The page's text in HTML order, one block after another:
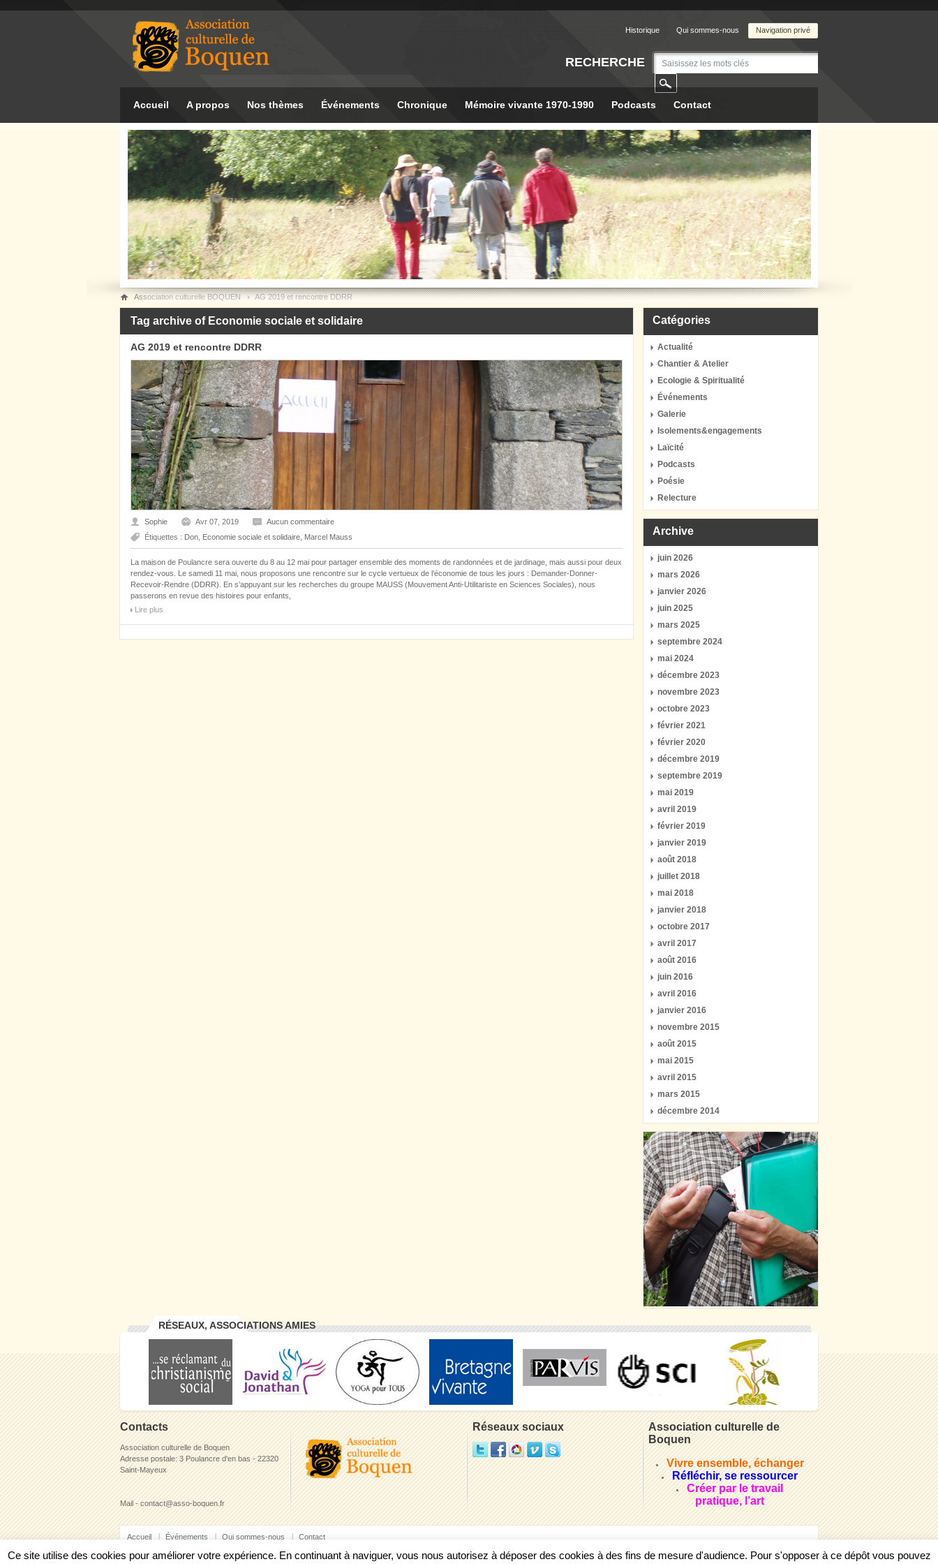
Navigation privé
Historique Qui sommes-nous
RECHERCHE
Accueil A propos Nos thèmes Événements Chronique Mémoire vivante 1970-1990 Podcasts Contact
Association culturelle BOQUEN AG 2019 et rencontre DDRR
Tag archive of Economie sociale et solidaire
AG 2019 et rencontre DDRR
Sophie Avr 07, 2019
Aucun commentaire
Étiquettes : Don Economie sociale et solidaire Marcel Mauss
La maison de Poulancre sera ouverte du 8 au 12 mai pour partager ensemble des moments de randonnées et de jardinage, mais aussi pour deux
rendez-vous. Le samedi 11 mai, nous proposons une rencontre sur le cycle vertueux de l’économie de tous les jours : Demander-Donner-
Recevoir-Rendre (DDRR). En s’appuyant sur les recherches du groupe MAUSS (Mouvement Anti-Utilitariste en Sciences Sociales), nous
passerons en revue des histoires pour enfants,
Lire plus
Catégories
Actualité
Chantier & Atelier
Ecologie & Spiritualité
Événements
Galerie
Isolements&engagements
Laïcité
Podcasts
Poésie
Relecture
Archive
juin 2026
mars 2026
janvier 2026
juin 2025
mars 2025
septembre 2024
mai 2024
décembre 2023
novembre 2023
octobre 2023
février 2021
février 2020
décembre 2019
septembre 2019
mai 2019
avril 2019
février 2019
janvier 2019
août 2018
juillet 2018
mai 2018
janvier 2018
octobre 2017
avril 2017
août 2016
juin 2016
avril 2016
janvier 2016
novembre 2015
août 2015
mai 2015
avril 2015
mars 2015
décembre 2014
RÉSEAUX, ASSOCIATIONS AMIES
Contacts
Association culturelle de Boquen
Adresse postale: 3 Poulancre d'en bas - 22320
Saint-Mayeux
Mail - contact@asso-boquen.fr
Réseaux sociaux
Association culturelle de
Boquen
Vivre ensemble, échanger
Réfléchir, se ressourcer
Créer par le travail
pratique, l’art
Accueil Événements Qui sommes-nous Contact
Ce site utilise des cookies pour améliorer votre expérience. En continuant à naviguer, vous nous autorisez à déposer des cookies à des fins de mesure d'audience. Pour s'opposer à ce dépôt vous pouvez